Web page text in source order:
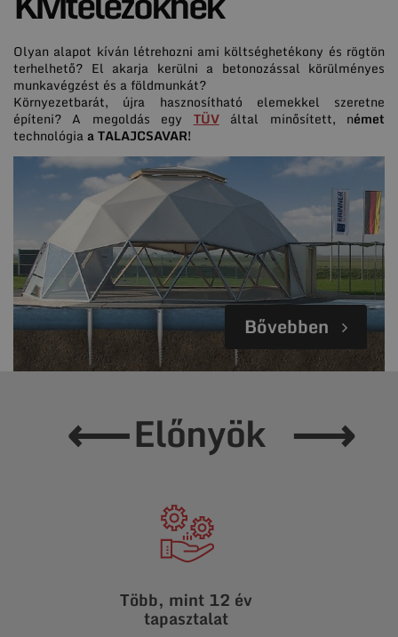
Olyan alapot kíván létrehozni ami költséghetékony és rögtön
terhelhető? El akarja kerülni a betonozással körülményes
munkavégzést és a földmunkát?
Környezetbarát, újra hasznosítható elemekkel szeretne
építeni? A megoldás egy TÜV által minősített, német
technológia a TALAJCSAVAR!
Bővebben
⟵Előnyök ⟶
Több, mint 12 év
tapasztalat